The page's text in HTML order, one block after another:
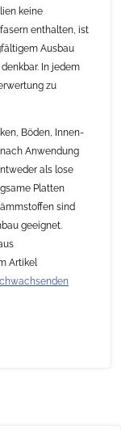
keine
enthalten, ist
Ausbau
In jedem
zu
Böden, Innen-
Anwendung
als lose
Platten
sind
geeignet.
Artikel